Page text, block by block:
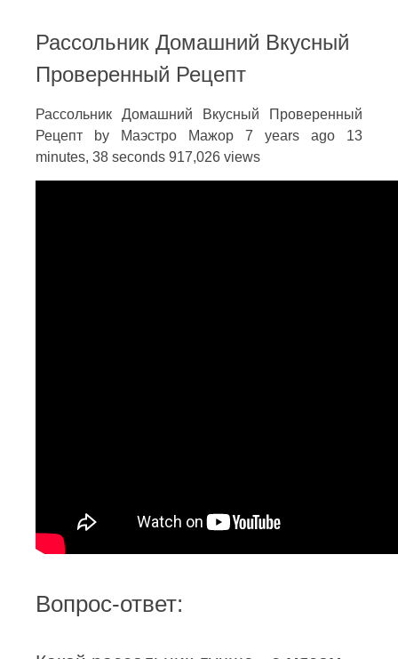
Рассольник Домашний Вкусный
Проверенный Рецепт
Рассольник Домашний Вкусный Проверенный
Рецепт by Маэстро Мажор 7 years ago 13
minutes, 38 seconds 917,026 views
Вопрос-ответ: